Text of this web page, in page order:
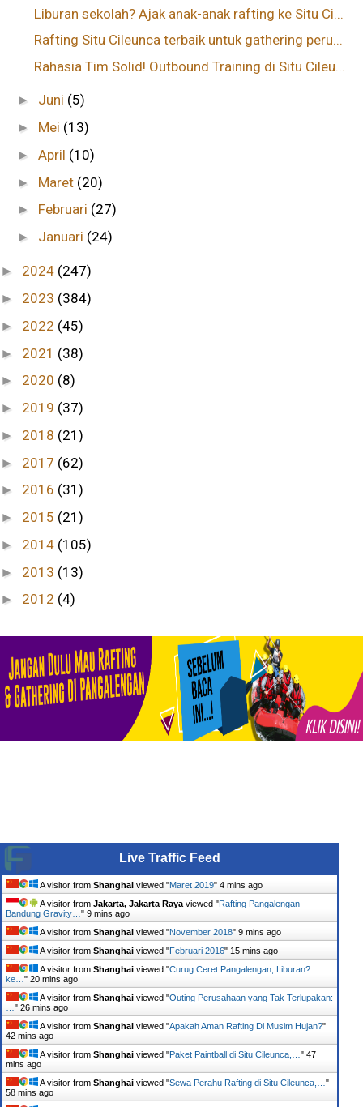
Liburan sekolah? Ajak anak-anak rafting ke Situ Ci...
Rafting Situ Cileunca terbaik untuk gathering peru...
Rahasia Tim Solid! Outbound Training di Situ Cileu...
► Juni (5)
► Mei (13)
►April (10)
► Maret (20)
► Februari (27)
► Januari (24)
► 2024 (247)
► 2023 (384)
► 2022 (45)
► 2021 (38)
► 2020 (8)
► 2019 (37)
► 2018 (21)
► 2017 (62)
► 2016 (31)
► 2015 (21)
► 2014 (105)
► 2013 (13)
► 2012 (4)
Live Traffic Feed
A visitor from Shanghai viewed "Maret 2019" 4 mins ago
A visitor from Jakarta, Jakarta Raya viewed "Rafting Pangalengan
Bandung Gravity… " 9 mins ago
A visitor from Shanghai viewed "November 2018" 9 mins ago
A visitor from Shanghai viewed "Februari 2016" 15 mins ago
A visitor from Shanghai viewed "Curug Ceret Pangalengan, Liburan?
ke… " 20 mins ago
A visitor from Shanghai viewed "Outing Perusahaan yang Tak Terlupakan:
" 26 mins ago
A visitor from Shanghai viewed "Apakah Aman Rafting Di Musim Hujan?"
42 mins ago
A visitor from Shanghai viewed "Paket Paintball di Situ Cileunca,… " 47
mins ago
A visitor from Shanghai viewed "Sewa Perahu Rafting di Situ Cileunca,… "
58 mins ago